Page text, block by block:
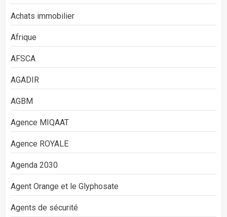
Achats immobilier
Afrique
AFSCA
AGADIR
AGBM
Agence MIQAAT
Agence ROYALE
Agenda 2030
Agent Orange et le Glyphosate
Agents de sécurité